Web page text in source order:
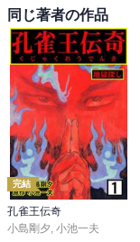
同じ著者の作品
完結
孔雀王伝奇
小島剛夕, 小池一夫